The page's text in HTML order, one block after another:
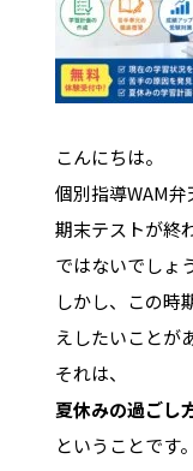
こんにちは。
個別指導WAM弁
期末テストが終
ではないでしょ
しかし、この時
えしたいことが
それは、
夏休みの過ごし
ということです。